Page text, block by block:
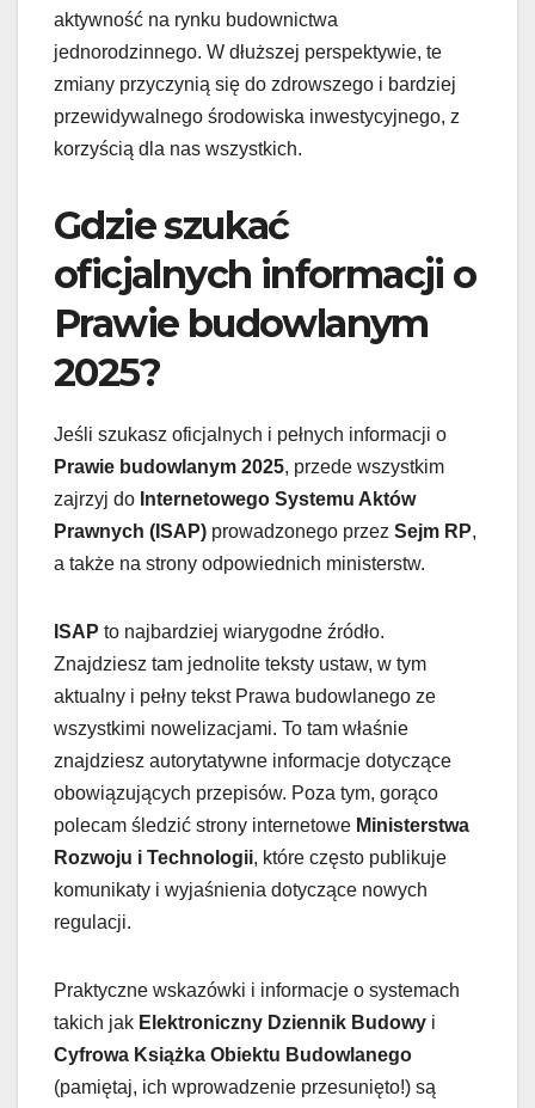
aktywność na rynku budownictwa
jednorodzinnego. W dłuższej perspektywie, te
zmiany przyczynią się do zdrowszego i bardziej
przewidywalnego środowiska inwestycyjnego, z
korzyścią dla nas wszystkich.
Gdzie szukać
oficjalnych informacji o
Prawie budowlanym
2025?
Jeśli szukasz oficjalnych i pełnych informacji o
Prawie budowlanym 2025, przede wszystkim
zajrzyj do Internetowego Systemu Aktów
Prawnych (ISAP) prowadzonego przez Sejm RP,
a także na strony odpowiednich ministerstw.
ISAP to najbardziej wiarygodne źródło.
Znajdziesz tam jednolite teksty ustaw, w tym
aktualny i pełny tekst Prawa budowlanego ze
wszystkimi nowelizacjami. To tam właśnie
znajdziesz autorytatywne informacje dotyczące
obowiązujących przepisów. Poza tym, gorąco
polecam śledzić strony internetowe Ministerstwa
Rozwoju i Technologii, które często publikuje
komunikaty i wyjaśnienia dotyczące nowych
regulacji.
Praktyczne wskazówki i informacje o systemach
takich jak Elektroniczny Dziennik Budowy i
Cyfrowa Książka Obiektu Budowlanego
(pamiętaj, ich wprowadzenie przesunięto!) są